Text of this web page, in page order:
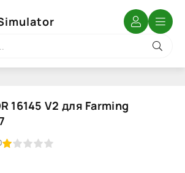
16145 V2 для Farming